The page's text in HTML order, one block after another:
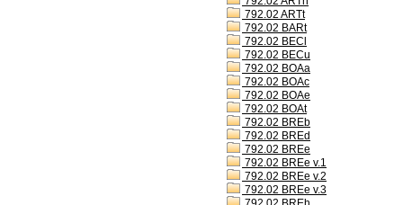
792.02 ARTt
792.02 BARt
792.02 BECl
792.02 BECu
792.02 BOAa
792.02 BOAc
792.02 BOAe
792.02 BOAt
792.02 BREb
792.02 BREd
792.02 BREe
792.02 BREe v.1
792.02 BREe v.2
792.02 BREe v.3